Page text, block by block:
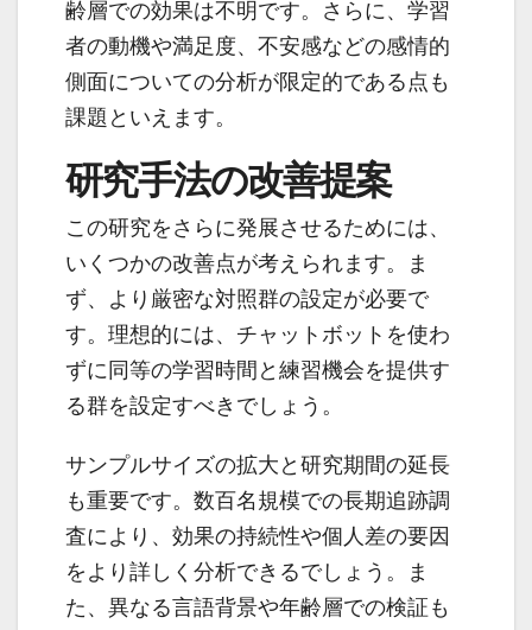
齢層での効果は不明です。さらに、学習
者の動機や満足度、不安感などの感情的
側面についての分析が限定的である点も
課題といえます。
研究手法の改善提案
この研究をさらに発展させるためには、
いくつかの改善点が考えられます。ま
ず、より厳密な対照群の設定が必要で
す。理想的には、チャットボットを使わ
ずに同等の学習時間と練習機会を提供す
る群を設定すべきでしょう。
サンプルサイズの拡大と研究期間の延長
も重要です。数百名規模での長期追跡調
査により、効果の持続性や個人差の要因
をより詳しく分析できるでしょう。ま
た、異なる言語背景や年齢層での検証も